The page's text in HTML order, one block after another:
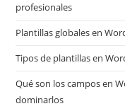
profesionales
Plantillas globales en
Tipos de plantillas en
Qué son los campos en
dominarlos